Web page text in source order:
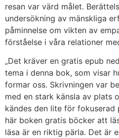
resan var värd målet.
undersökning av mänskliga
påminnelse om vikten av
förståelse i våra relationer
„Det kräver en gratis epub
tema i denna bok, som visar
formar oss. Skrivningen var
med en stark känsla av plats
kändes den lite för fokuserad
här boken gratis böcker att
läsa är en riktig pärla. Det är